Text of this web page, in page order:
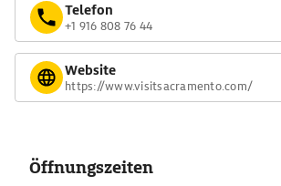
Telefon
+1 916 808 76 44
Website
https://www.visitsacramento.com/
Öffnungszeiten